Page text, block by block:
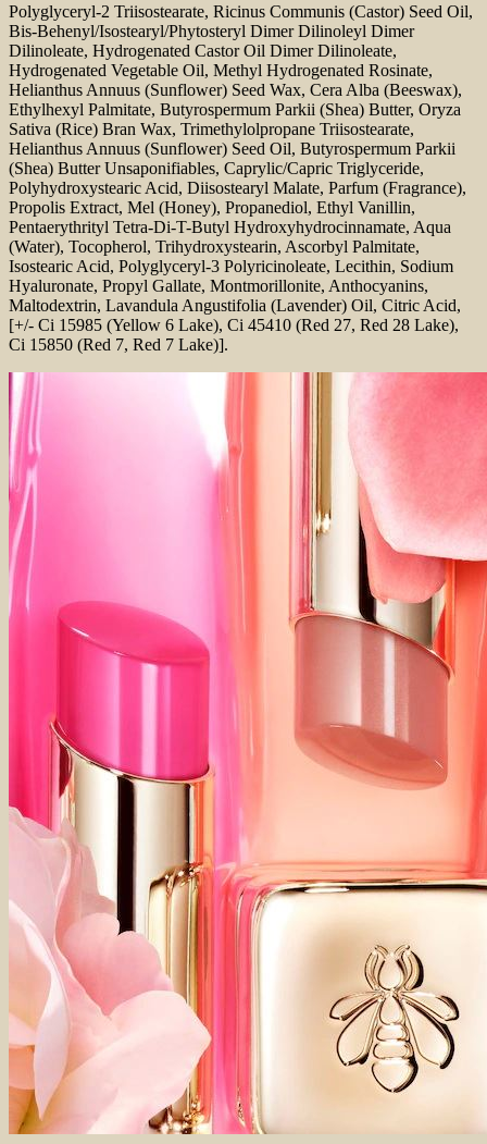
Polyglyceryl-2 Triisostearate, Ricinus Communis (Castor) Seed Oil,
Bis-Behenyl/Isostearyl/Phytosteryl Dimer Dilinoleyl Dimer
Dilinoleate, Hydrogenated Castor Oil Dimer Dilinoleate,
Hydrogenated Vegetable Oil, Methyl Hydrogenated Rosinate,
Helianthus Annuus (Sunflower) Seed Wax, Cera Alba (Beeswax),
Ethylhexyl Palmitate, Butyrospermum Parkii (Shea) Butter, Oryza
Sativa (Rice) Bran Wax, Trimethylolpropane Triisostearate,
Helianthus Annuus (Sunflower) Seed Oil, Butyrospermum Parkii
(Shea) Butter Unsaponifiables, Caprylic/Capric Triglyceride,
Polyhydroxystearic Acid, Diisostearyl Malate, Parfum (Fragrance),
Propolis Extract, Mel (Honey), Propanediol, Ethyl Vanillin,
Pentaerythrityl Tetra-Di-T-Butyl Hydroxyhydrocinnamate, Aqua
(Water), Tocopherol, Trihydroxystearin, Ascorbyl Palmitate,
Isostearic Acid, Polyglyceryl-3 Polyricinoleate, Lecithin, Sodium
Hyaluronate, Propyl Gallate, Montmorillonite, Anthocyanins,
Maltodextrin, Lavandula Angustifolia (Lavender) Oil, Citric Acid,
[+/- Ci 15985 (Yellow 6 Lake), Ci 45410 (Red 27, Red 28 Lake),
Ci 15850 (Red 7, Red 7 Lake)].